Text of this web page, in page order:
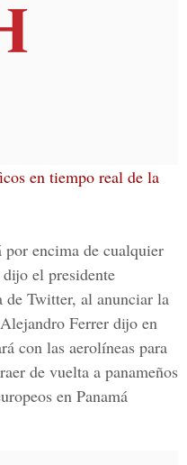
en tiempo real de la
por encima de cualquier
el presidente
de Twitter, al anunciar la
Ferrer dijo en
con las aerolíneas para
de vuelta a panameños
en Panamá